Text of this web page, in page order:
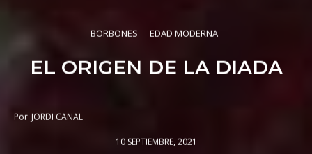
BORBONES EDAD MODERNA
EL ORIGEN DE LA DIADA
Por JORDI CANAL
10 SEPTIEMBRE, 2021